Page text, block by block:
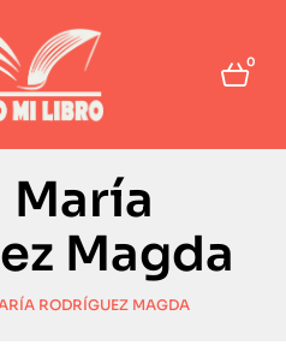
0
María
Magda
RODRÍGUEZ MAGDA